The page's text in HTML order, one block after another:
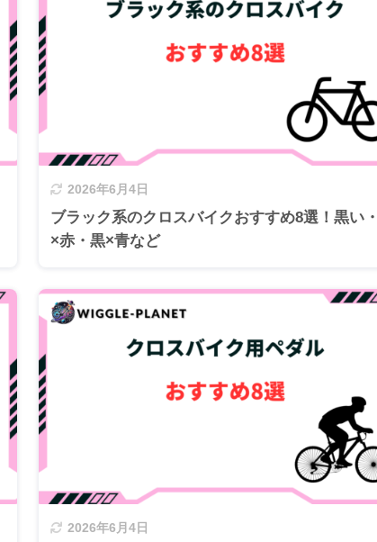
2026年6月4日
ブラック系のクロスバイクおすすめ8選！黒い
×赤・黒×青など
2026年6月4日